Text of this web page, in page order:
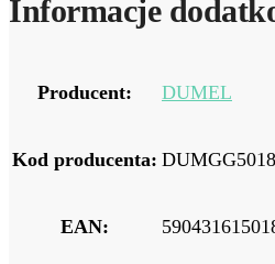
Informacje
Producent: DUMEL
Kod producenta:
EAN: